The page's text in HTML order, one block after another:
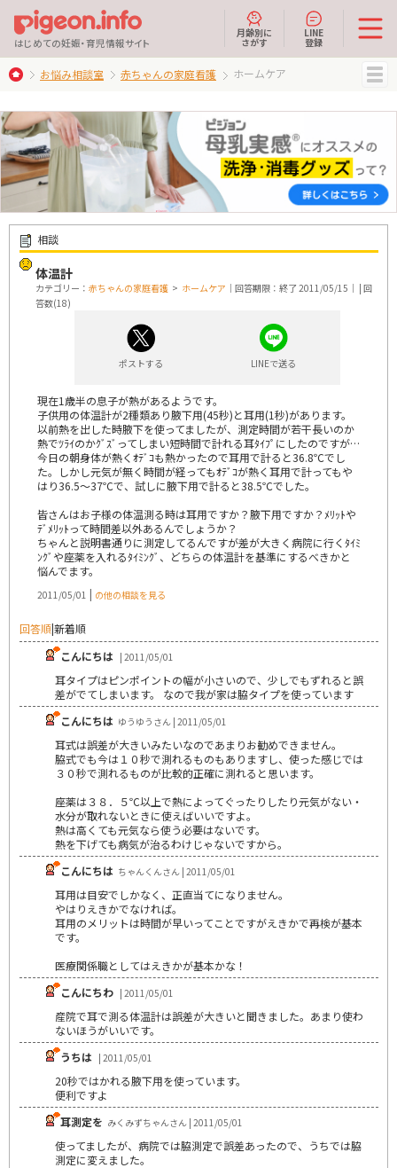
はじめての妊娠・育児情報サイト
月齢別に
さがす
LINE
登録
お悩み相談室 赤ちゃんの家庭看護 ホームケア
相談
体温計
カテゴリー： 赤ちゃんの家庭看護 > ホームケア ｜回答期限：終了 2011/05/15｜ | 回
答数(18)
ポストする LINEで送る
現在1歳半の息子が熱があるようです。
子供用の体温計が2種類あり腋下用(45秒)と耳用(1秒)があります。
以前熱を出した時腋下を使ってましたが、測定時間が若干長いのか
熱でﾂﾗｲのかｸﾞｽﾞってしまい短時間で計れる耳ﾀｲﾌﾟにしたのですが…
今日の朝身体が熱くｵﾃﾞｺも熱かったので耳用で計ると36.8℃でし
た。しかし元気が無く時間が経ってもｵﾃﾞｺが熱く耳用で計ってもや
はり36.5～37℃で、試しに腋下用で計ると38.5℃でした。
皆さんはお子様の体温測る時は耳用ですか？腋下用ですか？ﾒﾘｯﾄや
ﾃﾞﾒﾘｯﾄって時間差以外あるんでしょうか？
ちゃんと説明書通りに測定してるんですが差が大きく病院に行くﾀｲﾐ
ﾝｸﾞや座薬を入れるﾀｲﾐﾝｸﾞ、どちらの体温計を基準にするべきかと
悩んでます。
2011/05/01 | の他の相談を見る
回答順|新着順
こんにちは | 2011/05/01
耳タイプはピンポイントの幅が小さいので、少しでもずれると誤
差がでてしまいます。 なので我が家は脇タイプを使っています
こんにちは ゆうゆうさん | 2011/05/01
耳式は誤差が大きいみたいなのであまりお勧めできません。
脇式でも今は１０秒で測れるものもありますし、使った感じでは
３０秒で測れるものが比較的正確に測れると思います。
座薬は３８．５℃以上で熱によってぐったりしたり元気がない・
水分が取れないときに使えばいいですよ。
熱は高くても元気なら使う必要はないです。
熱を下げても病気が治るわけじゃないですから。
こんにちは ちゃんくんさん | 2011/05/01
耳用は目安でしかなく、正直当てになりません。
やはりえきかでなければ。
耳用のメリットは時間が早いってことですがえきかで再検が基本
です。
医療関係職としてはえきかが基本かな！
こんにちわ | 2011/05/01
産院で耳で測る体温計は誤差が大きいと聞きました。あまり使わ
ないほうがいいです。
うちは | 2011/05/01
20秒ではかれる腋下用を使っています。
便利ですよ
耳測定を みくみずちゃんさん | 2011/05/01
使ってましたが、病院では脇測定で誤差あったので、うちでは脇
測定に変えました。